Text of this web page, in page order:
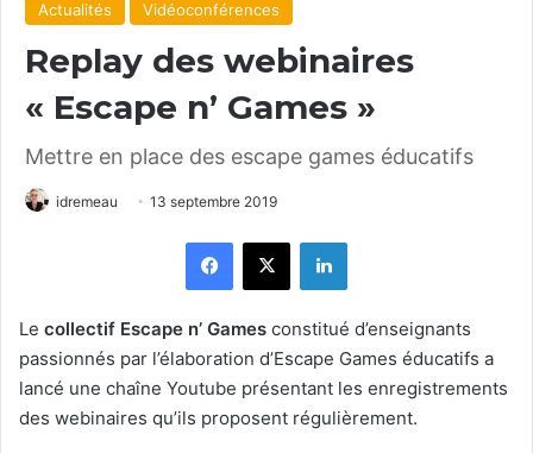
Actualités Vidéoconférences
Replay des webinaires
« Escape n’ Games »
Mettre en place des escape games éducatifs
idremeau 13 septembre 2019
Facebook
X Linkedin
Le collectif Escape n’ Games constitué d’enseignants
passionnés par l’élaboration d’Escape Games éducatifs a
lancé une chaîne Youtube présentant les enregistrements
des webinaires qu’ils proposent régulièrement.